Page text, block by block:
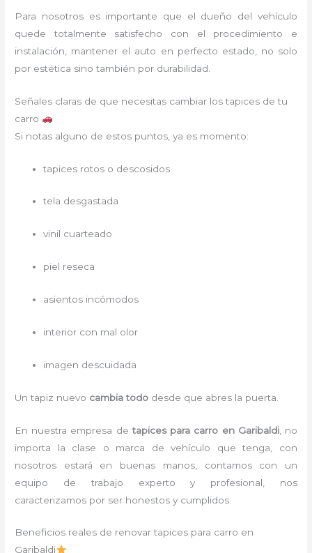
Para nosotros es importante que el dueño del vehículo
quede totalmente satisfecho con el procedimiento e
instalación, mantener el auto en perfecto estado, no solo
por estética sino también por durabilidad.
Señales claras de que necesitas cambiar los tapices de tu
carro
Si notas alguno de estos puntos, ya es momento:
tapices rotos o descosidos
tela desgastada
vinil cuarteado
piel reseca
asientos incómodos
interior con mal olor
imagen descuidada
Un tapiz nuevo cambia todo desde que abres la puerta.
En nuestra empresa detapices para carro en Garibaldi, no
importa la clase o marca de vehículo que tenga, con
nosotros estará en buenas manos, contamos con un
equipo de trabajo experto y profesional, nos
caracterizamos por ser honestos y cumplidos.
Beneficios reales de renovar tapices para carro en
Garibaldi